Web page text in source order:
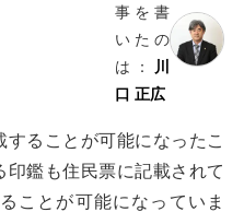
事を書
いたの
は：
川
口 正広
ることが可能になったこ
鑑も住民票に記載されて
ことが可能になっていま